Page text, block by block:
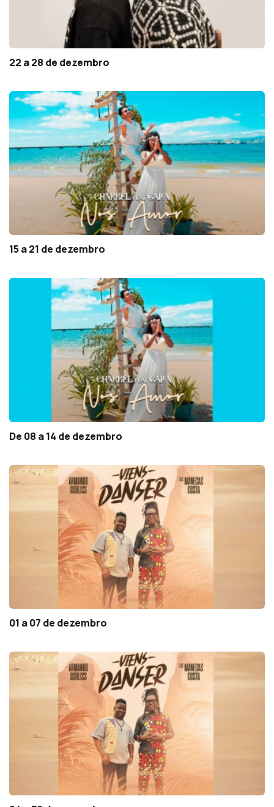
22 a 28 de dezembro
15 a 21 de dezembro
De 08 a 14 de dezembro
01 a 07 de dezembro